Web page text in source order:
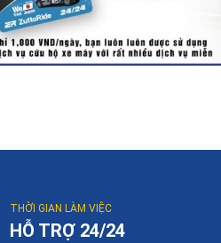
THỜI GIAN LÀM VIỆC
HỖ TRỢ 24/24